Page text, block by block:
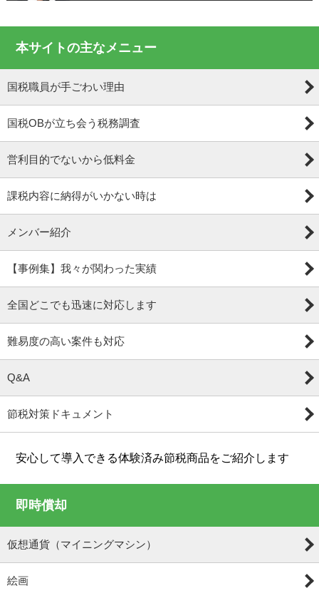
本サイトの主なメニュー
国税職員が手ごわい理由
国税OBが立ち会う税務調査
営利目的でないから低料金
課税内容に納得がいかない時は
メンバー紹介
【事例集】我々が関わった実績
全国どこでも迅速に対応します
難易度の高い案件も対応
Q&A
節税対策ドキュメント
安心して導入できる体験済み節税商品をご紹介します
即時償却
仮想通貨（マイニングマシン）
絵画